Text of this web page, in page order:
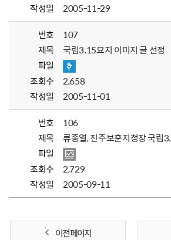
작성일
2005-11-29
번호
107
제목
국립3.15묘지 이미지 글 선정
파일
조회수
2,658
작성일
2005-11-01
번호
106
제목
류종열, 진주보훈지청장 국립
파일
조회수
2,729
작성일
2005-09-11
이전 페이지